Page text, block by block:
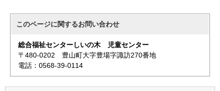
このページに関するお問い合わせ
総合福祉センターしいの木 児童センター
〒480-0202 豊山町大字豊場字諏訪270番地
電話：0568-39-0114